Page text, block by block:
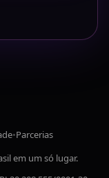
•Parcerias
em um só lugar.